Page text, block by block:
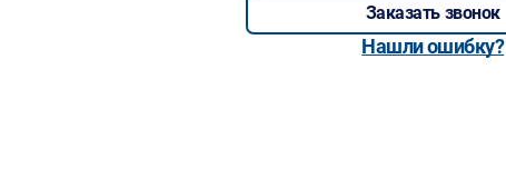
Заказать звонок
Нашли ошибку?